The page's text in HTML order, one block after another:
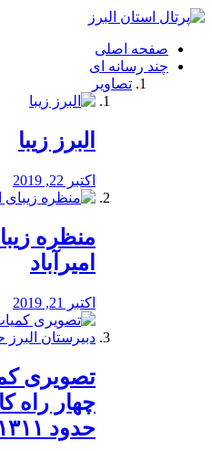
فصد
شرق
تهران
خشکشویی
صفحه اصلی
چند رسانه ای
تصاویر
البرز زیبا
اکتبر 22, 2019
منظره‌‌
امیرآباد
اکتبر 21, 2019
️تصویری
چهار راه
حدود ۱۳۱۱ه ش